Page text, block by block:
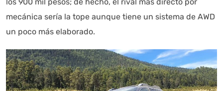
mecánica sería la tope aunque tiene un sistema de AWD
un poco más elaborado.